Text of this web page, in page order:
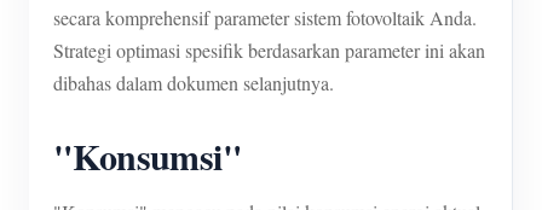
secara komprehensif parameter sistem fotovoltaik Anda.
Strategi optimasi spesifik berdasarkan parameter ini akan
dibahas dalam dokumen selanjutnya.
"Konsumsi"